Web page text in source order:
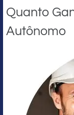
Quanto
Autônomo